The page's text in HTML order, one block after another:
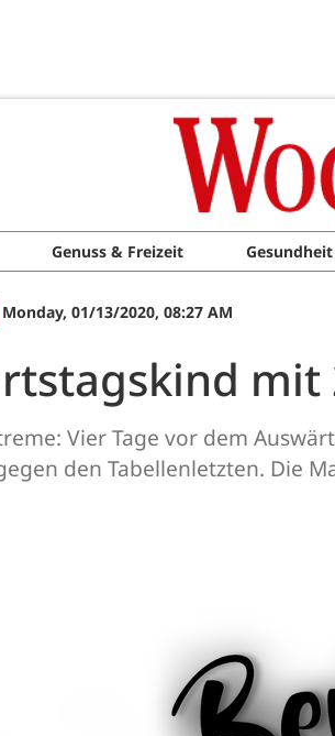
Genuss & Freizeit Gesundheit
Monday, 01/13/2020, 08:27 AM
Vier Tage vor dem
den Tabellenletzten. Die